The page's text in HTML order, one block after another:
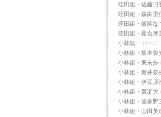
蛭田組・佐藤日
蛭田組・森由里
蛭田組・飯國な
蛭田組・星合摩
小林慎一 (420)
小林組・坂本弥
小林組・東未歩
小林組・新井奈
小林組・伊豆原
小林組・廣瀬大
小林組・波多野
小林組・山田英